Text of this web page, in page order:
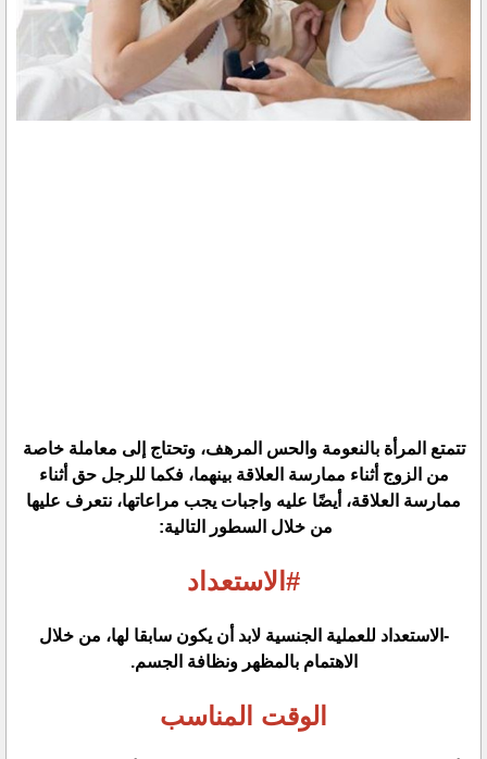
تتمتع المرأة بالنعومة والحس المرهف، وتحتاج إلى معاملة خاصة
من الزوج أثناء ممارسة العلاقة بينهما، فكما للرجل حق أثناء
ممارسة العلاقة، أيضًا عليه واجبات يجب مراعاتها، نتعرف عليها
من خلال السطور التالية:
#الاستعداد
-الاستعداد للعملية الجنسية لابد أن يكون سابقا لها، من خلال
الاهتمام بالمظهر ونظافة الجسم.
الوقت المناسب